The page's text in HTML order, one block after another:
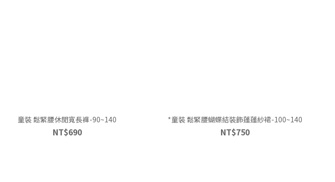
童裝 鬆緊腰休閒寬長褲-90~140
NT$690
*童裝 鬆緊腰蝴蝶結裝飾蓬蓬紗裙-100~140
NT$750